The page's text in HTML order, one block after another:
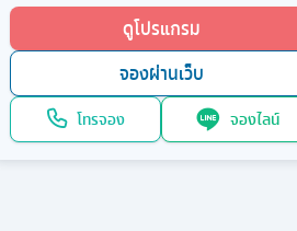
ดูโปรแกรม
จองผ่านเว็บ
โทรจอง จองไลน์